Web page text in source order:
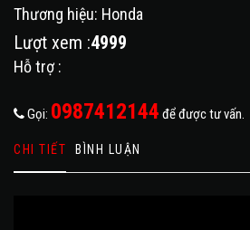
Thương hiệu: Honda
Lượt xem :4999
Hỗ trợ :
Gọi: 0987412144 để được tư vấn.
CHI TIẾT BÌNH LUẬN